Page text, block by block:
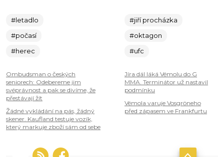
#letadlo
#počasí
#herec
Ombudsman o českých
seniorech: Odebereme jim
svéprávnost a pak se divíme, že
přestávají žít
Žádné vykládání na pás, žádný
skener. Kaufland testuje vozík,
který markuje zboží sám od sebe
#jiří procházka
#oktagon
#ufc
Jíra dál láká Vémolu do G
MMA. Terminátor už nastavil
podmínku
Vémola varuje Vosgröneho
před zápasem ve Frankfurtu